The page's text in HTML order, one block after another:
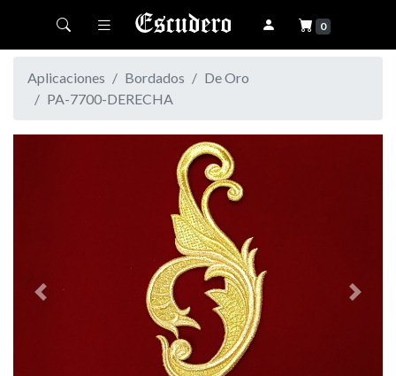
Toggle navigation 0
Aplicaciones Bordados
De Oro
PA-7700-DERECHA
Previous Next